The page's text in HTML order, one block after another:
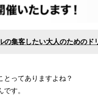
集客したい大人のためのド
とってありますよね？
す。